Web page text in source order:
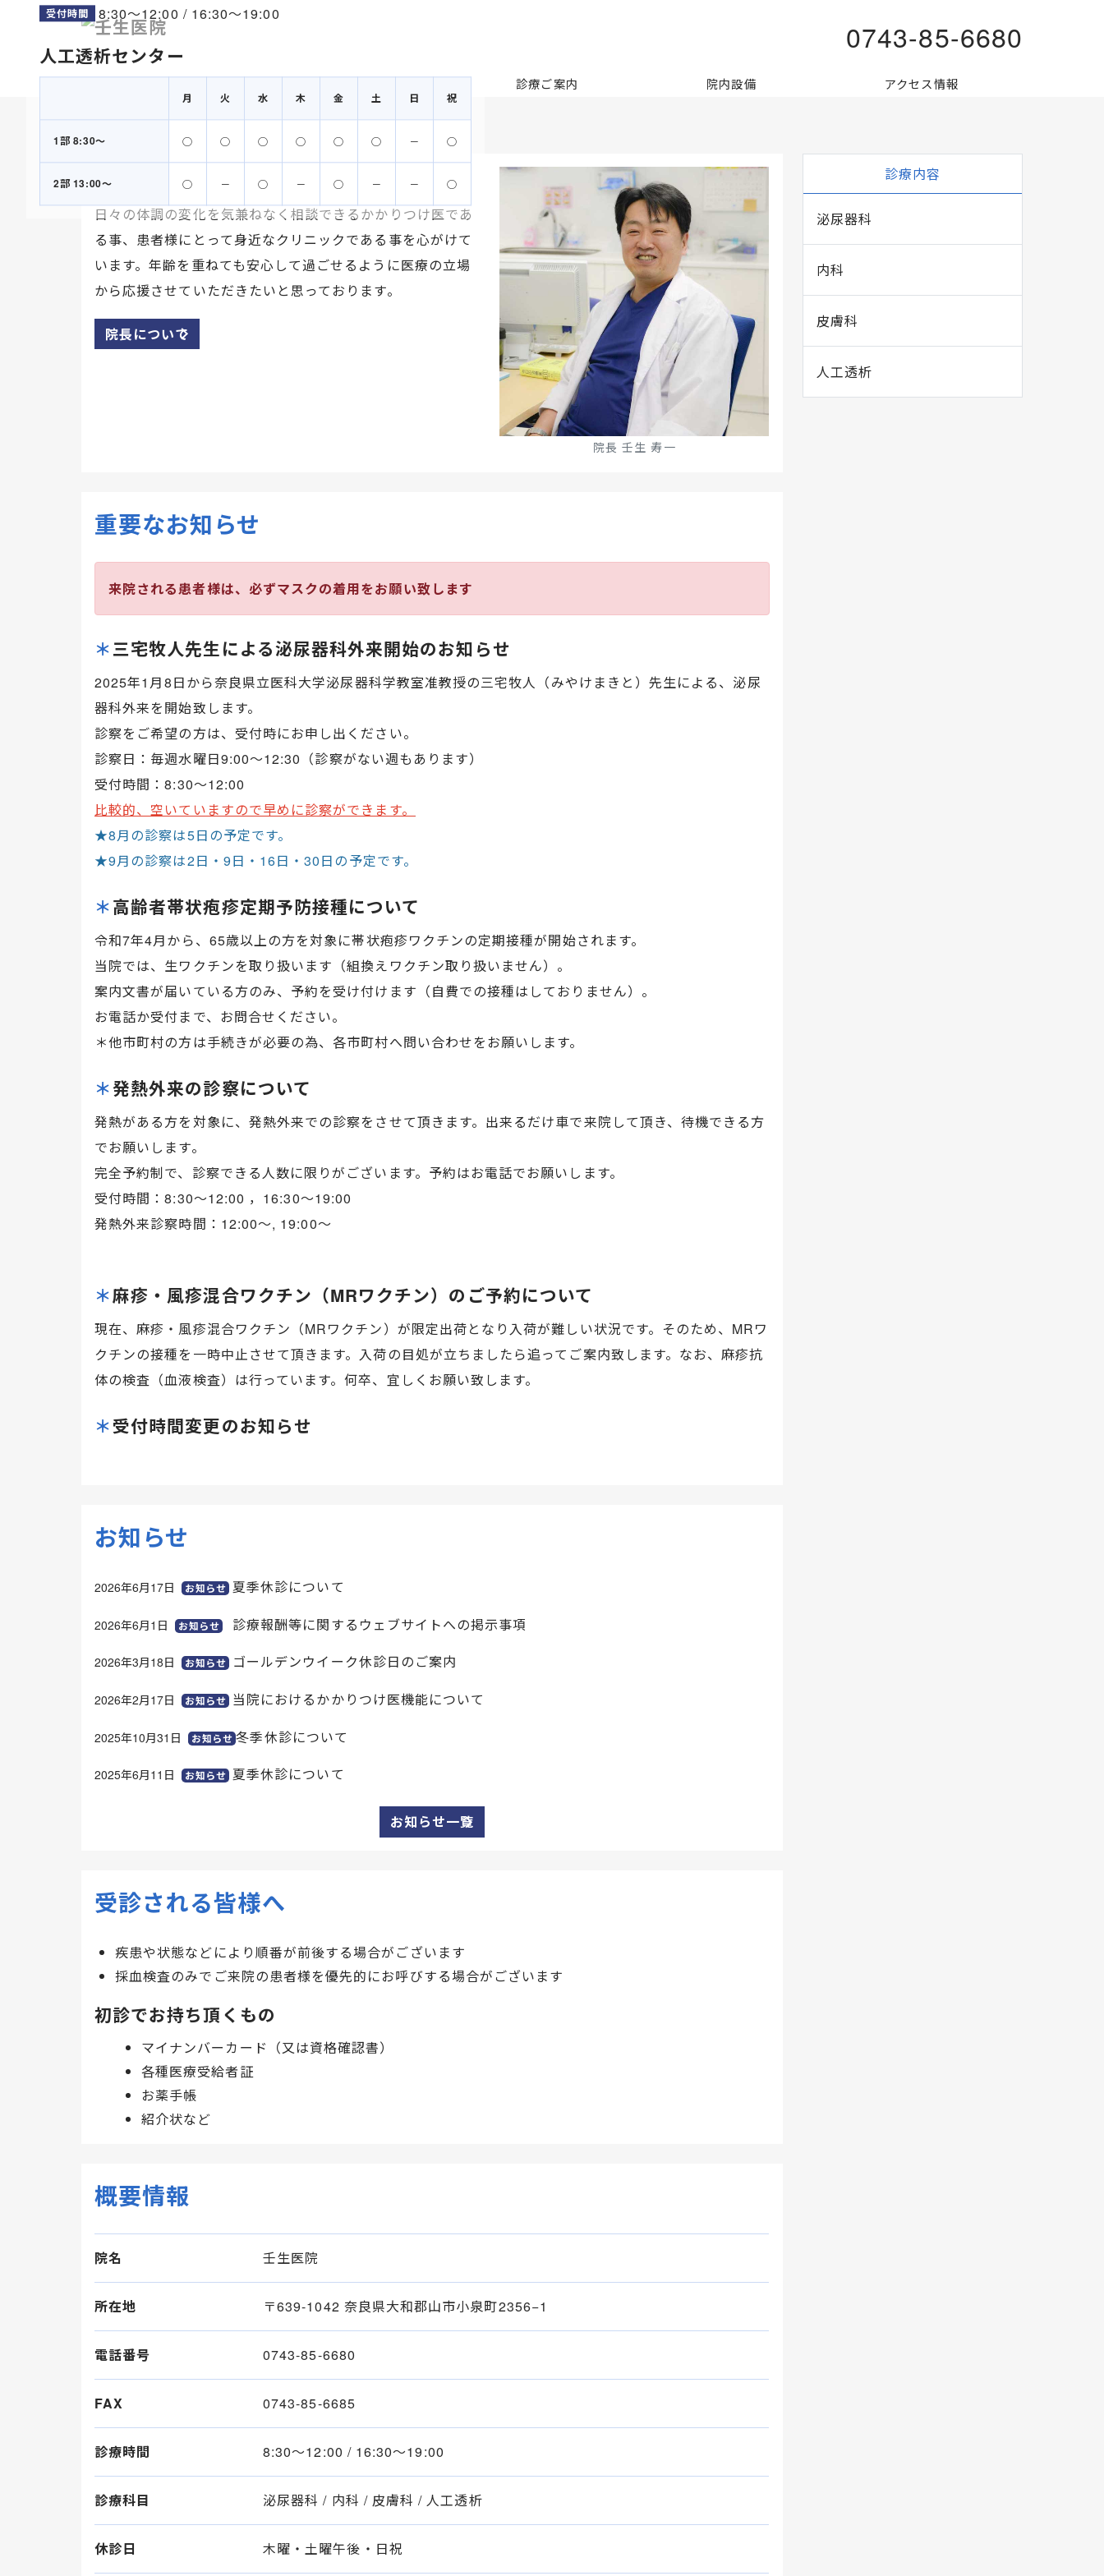
0743-85-6680
診療ご案内 院内設備 アクセス情報
受付時間 8:30〜12:00 / 16:30〜19:00
人工透析センター
月 火 水 木 金 土 日 祝
1部 8:30〜 ◯ ◯ ◯ ◯ ◯ ◯ － ◯
2部 13:00〜 ◯ － ◯ － ◯ － － ◯
地域の「かかりつけ医」として
日々の体調の変化を気兼ねなく相談できるかかりつけ医であ
る事、患者様にとって身近なクリニックである事を心がけて
います。年齢を重ねても安心して過ごせるように医療の立場
から応援させていただきたいと思っております。
院長について
院長 壬生 寿一
重要なお知らせ
来院される患者様は、必ずマスクの着用をお願い致します
＊三宅牧人先生による泌尿器科外来開始のお知らせ
2025年1月8日から奈良県立医科大学泌尿器科学教室准教授の三宅牧人（みやけまきと）先生による、泌尿
器科外来を開始致します。
診察をご希望の方は、受付時にお申し出ください。
診察日：毎週水曜日9:00～12:30（診察がない週もあります）
受付時間：8:30～12:00
比較的、空いていますので早めに診察ができます。
★8月の診察は5日の予定です。
★9月の診察は2日・9日・16日・30日の予定です。
＊高齢者帯状疱疹定期予防接種について
令和7年4月から、65歳以上の方を対象に帯状疱疹ワクチンの定期接種が開始されます。
当院では、生ワクチンを取り扱います（組換えワクチン取り扱いません）。
案内文書が届いている方のみ、予約を受け付けます（自費での接種はしておりません）。
お電話か受付まで、お問合せください。
＊他市町村の方は手続きが必要の為、各市町村へ問い合わせをお願いします。
＊発熱外来の診察について
発熱がある方を対象に、発熱外来での診察をさせて頂きます。出来るだけ車で来院して頂き、待機できる方
でお願いします。
完全予約制で、診察できる人数に限りがございます。予約はお電話でお願いします。
受付時間：8:30～12:00 ，16:30～19:00
発熱外来診察時間：12:00～, 19:00～
＊麻疹・風疹混合ワクチン（MRワクチン）のご予約について
現在、麻疹・風疹混合ワクチン（MRワクチン）が限定出荷となり入荷が難しい状況です。そのため、MRワ
クチンの接種を一時中止させて頂きます。入荷の目処が立ちましたら追ってご案内致します。なお、麻疹抗
体の検査（血液検査）は行っています。何卒、宜しくお願い致します。
＊受付時間変更のお知らせ
お知らせ
2026年6月17日 お知らせ 夏季休診について
2026年6月1日 お知らせ 診療報酬等に関するウェブサイトへの掲示事項
2026年3月18日 お知らせ ゴールデンウイーク休診日のご案内
2026年2月17日 お知らせ 当院におけるかかりつけ医機能について
2025年10月31日 お知らせ 冬季休診について
2025年6月11日 お知らせ 夏季休診について
お知らせ一覧
受診される皆様へ
疾患や状態などにより順番が前後する場合がございます
採血検査のみでご来院の患者様を優先的にお呼びする場合がございます
初診でお持ち頂くもの
マイナンバーカード（又は資格確認書）
各種医療受給者証
お薬手帳
紹介状など
概要情報
院名 壬生医院
所在地 〒639-1042 奈良県大和郡山市小泉町2356−1
電話番号 0743-85-6680
FAX 0743-85-6685
診療時間 8:30〜12:00 / 16:30〜19:00
診療科目 泌尿器科 / 内科 / 皮膚科 / 人工透析
休診日 木曜・土曜午後・日祝
診療内容
泌尿器科
内科
皮膚科
人工透析